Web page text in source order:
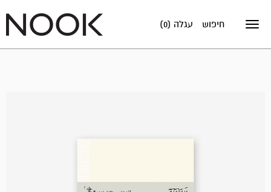
Toggle
עגלה (0) חיפוש